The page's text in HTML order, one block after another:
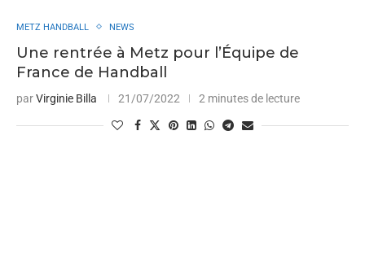
METZ HANDBALL NEWS
Une rentrée à Metz pour l’Équipe de
France de Handball
parVirginie Billa 21/07/2022 2 minutes de lecture